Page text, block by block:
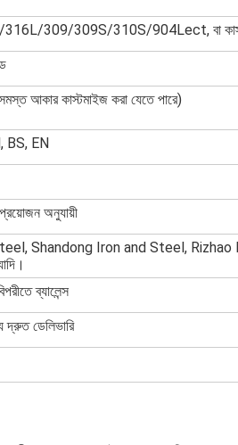
309/309S/310S/904Lect, বা
আকার কাস্টমাইজ করা যেতে পারে)
BS, EN
প্রয়োজন অনুযায়ী
Shandong Iron and Steel,
ব্যালেন্স
দ্রুত ডেলিভারি